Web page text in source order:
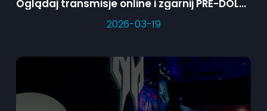
Oglądaj transmisje online i zgarnij PRE-DOLCe
2026-03-19